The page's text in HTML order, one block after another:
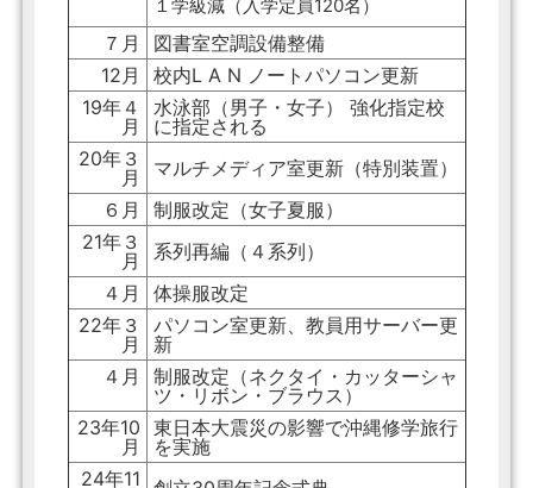
１学級減（入学定員120名）
７月
図書室空調設備整備
12月
校内L A N ノートパソコン更新
19年４
月
水泳部（男子・女子） 強化指定校
に指定される
20年３
月
マルチメディア室更新（特別装置）
６月
制服改定（女子夏服）
21年３
月
系列再編（４系列）
４月
体操服改定
22年３
月
パソコン室更新、教員用サーバー更
新
４月
制服改定（ネクタイ・カッターシャ
ツ・リボン・ブラウス）
23年10
月
東日本大震災の影響で沖縄修学旅行
を実施
24年11